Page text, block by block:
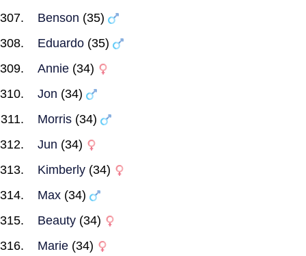
Benson (35)
Eduardo (35)
Annie (34)
Jon (34)
Morris (34)
Jun (34)
Kimberly (34)
Max (34)
Beauty (34)
Marie (34)